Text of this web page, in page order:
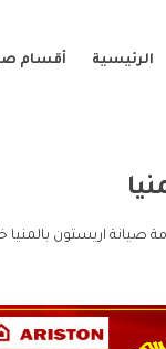
الرئيسية أقسام
صيانة اريستون